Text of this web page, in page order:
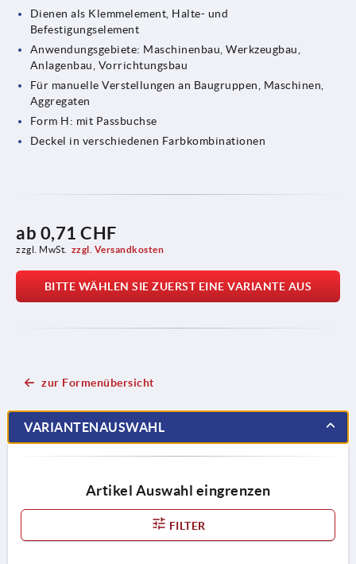
Dienen als Klemmelement, Halte- und
Befestigungselement
Anwendungsgebiete: Maschinenbau, Werkzeugbau,
Anlagenbau, Vorrichtungsbau
Für manuelle Verstellungen an Baugruppen, Maschinen,
Aggregaten
Form H: mit Passbuchse
Deckel in verschiedenen Farbkombinationen
ab 0,71 CHF
zzgl. MwSt. zzgl. Versandkosten
BITTE WÄHLEN SIE ZUERST EINE VARIANTE AUS
zur Formenübersicht
VARIANTENAUSWAHL
Artikel Auswahl eingrenzen
FILTER